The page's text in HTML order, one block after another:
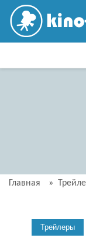
Главная »